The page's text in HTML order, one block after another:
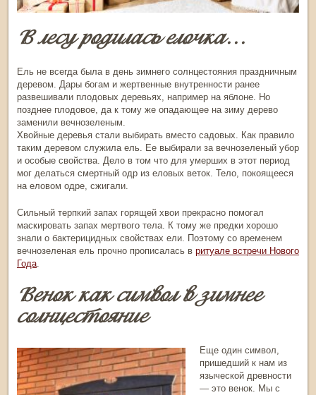
В лесу родилась елочка…
Ель не всегда была в день зимнего солнцестояния праздничным
деревом. Дары богам и жертвенные внутренности ранее
развешивали плодовых деревьях, например на яблоне. Но
позднее плодовое, да к тому же опадающее на зиму дерево
заменили вечнозеленым.
Хвойные деревья стали выбирать вместо садовых. Как правило
таким деревом служила ель. Ее выбирали за вечнозеленый убор
и особые свойства. Дело в том что для умерших в этот период
мог делаться смертный одр из еловых веток. Тело, покоящееся
на еловом одре, сжигали.
Сильный терпкий запах горящей хвои прекрасно помогал
маскировать запах мертвого тела. К тому же предки хорошо
знали о бактерицидных свойствах ели. Поэтому со временем
вечнозеленая ель прочно прописалась в ритуале встречи Нового
Года.
Венок как символ в зимнее
солнцестояние
Еще один символ,
пришедший к нам из
языческой древности
— это венок. Мы с